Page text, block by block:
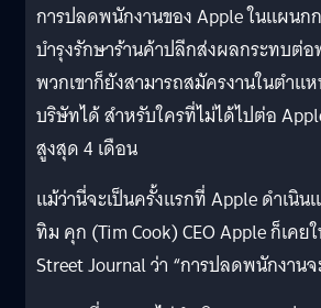
การปลดพนักงานของ Apple ในแผนก
บำรุงรักษาร้านค้าปลีกส่งผลกระทบต่
พวกเขาก็ยังสามารถสมัครงานในตำแ
บริษัทได้ สำหรับใครที่ไม่ได้ไปต่อ
สูงสุด 4 เดือน
แม้ว่านี่จะเป็นครั้งแรกที่ Apple ดำเนิ
ทิม คุก (Tim Cook) CEO Apple ก็เค
Street Journal ว่า “การปลดพนักงาน